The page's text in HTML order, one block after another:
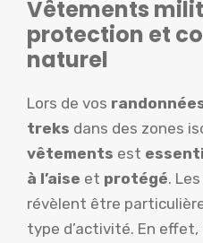
Vêtements
protection et
naturel
Lors de vos
treks dans des zones
vêtements est
à l’aise et protégé. Les
révèlent être
type d’activité. En